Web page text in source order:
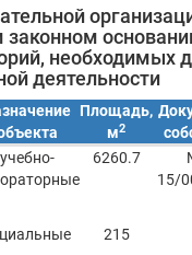
законном
необходимых
деятельности
Площадь,
м2
учебно-
6260.7
15/
215